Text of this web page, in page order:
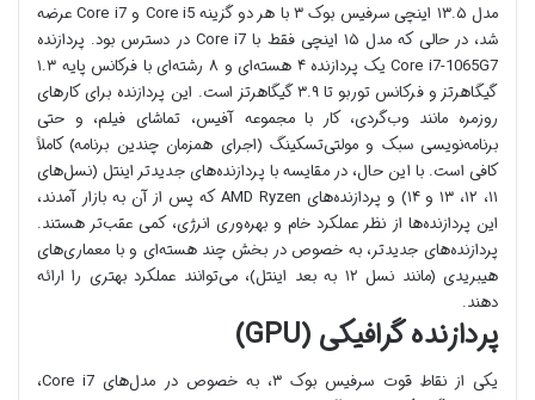
مدل ۱۳.۵ اینچی سرفیس بوک ۳ با هر دو گزینه Core i5 و Core i7 عرضه
شد، در حالی که مدل ۱۵ اینچی فقط با Core i7 در دسترس بود. پردازنده
Core i7-1065G7 یک پردازنده ۴ هسته‌ای و ۸ رشته‌ای با فرکانس پایه ۱.۳
گیگاهرتز و فرکانس توربو تا ۳.۹ گیگاهرتز است. این پردازنده برای کارهای
روزمره مانند وب‌گردی، کار با مجموعه آفیس، تماشای فیلم، و حتی
برنامه‌نویسی سبک و مولتی‌تسکینگ (اجرای همزمان چندین برنامه) کاملاً
کافی است. با این حال، در مقایسه با پردازنده‌های جدیدتر اینتل (نسل‌های
۱۱، ۱۲، ۱۳ و ۱۴) و پردازنده‌های AMD Ryzen که پس از آن به بازار آمدند،
این پردازنده‌ها از نظر عملکرد خام و بهره‌وری انرژی، کمی عقب‌تر هستند.
پردازنده‌های جدیدتر، به خصوص در بخش چند هسته‌ای و با معماری‌های
هیبریدی (مانند نسل ۱۲ به بعد اینتل)، می‌توانند عملکرد بهتری را ارائه
دهند.
پردازنده گرافیکی (GPU)
یکی از نقاط قوت سرفیس بوک ۳، به خصوص در مدل‌های Core i7،